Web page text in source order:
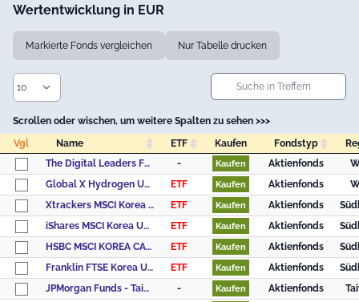
Wertentwicklung in EUR
Markierte Fonds vergleichen Nur Tabelle drucken
Scrollen oder wischen, um weitere Spalten zu sehen >>>
Vgl
Name ETF Kaufen Fondstyp
Vgl
Name ETF Kaufen Fondstyp
The Digital Leaders Fund - Anteilklasse R - Kaufen Aktienfonds
Global X Hydrogen UCITS ETF USD
ETF Kaufen Aktienfonds
Xtrackers MSCI Korea UCITS ETF 1C
ETF Kaufen Aktienfonds
iShares MSCI Korea UCITS ETF USD (Dist)
ETF Kaufen Aktienfonds
HSBC MSCI KOREA CAPPED UCITS ETF USD
ETF Kaufen Aktienfonds
Franklin FTSE Korea UCITS ETF
ETF Kaufen Aktienfonds
JPMorgan Funds - Taiwan Fund - JPM Taiwan A (dist) - USD
- Kaufen Aktienfonds